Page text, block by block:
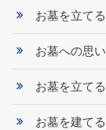
お墓を立て
お墓への思
お墓を立て
お墓を建て